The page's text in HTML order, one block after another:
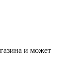
и может